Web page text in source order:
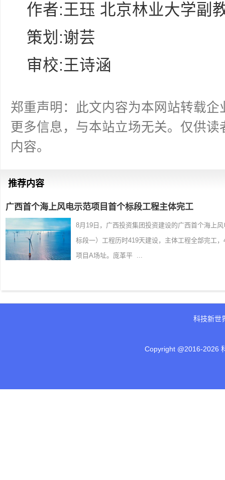
作者:王珏 北京林业大学副
策划:谢芸
审校:王诗涵
郑重声明：此文内容为本网站转载
更多信息，与本站立场无关。仅供
内容。
推荐内容
广西首个海上风电示范项目首个标段工程主体完工
8月19日，广西投资集团投资建设的广西首个海上
标段一）工程历时419天建设，主体工程全部完工
项目A场址。庞革平 ...
科技新世
Copyright @2016-2026